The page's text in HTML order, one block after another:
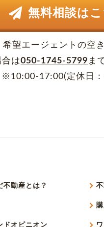
無料相談は
希望エージェントの空
は050-1745-5799 ま
※10:00-17:00(定休日：
不動産とは？
ドオピニオン